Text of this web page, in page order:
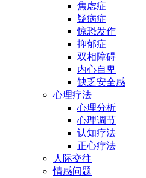
焦虑症
疑病症
惊恐发作
抑郁症
双相障碍
内心自卑
缺乏安全感
心理疗法
心理分析
心理调节
认知疗法
正心疗法
人际交往
情感问题